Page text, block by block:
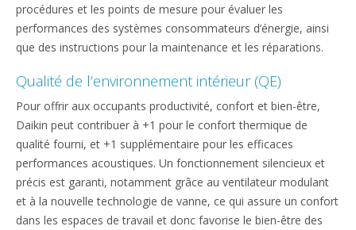
procédures et les points de mesure pour évaluer les
performances des systèmes consommateurs d’énergie, ainsi
que des instructions pour la maintenance et les réparations.
Qualité de l’environnement intérieur (QE)
Pour offrir aux occupants productivité, confort et bien-être,
Daikin peut contribuer à +1 pour le confort thermique de
qualité fourni, et +1 supplémentaire pour les efficaces
performances acoustiques. Un fonctionnement silencieux et
précis est garanti, notamment grâce au ventilateur modulant
et à la nouvelle technologie de vanne, ce qui assure un confort
dans les espaces de travail et donc favorise le bien-être des